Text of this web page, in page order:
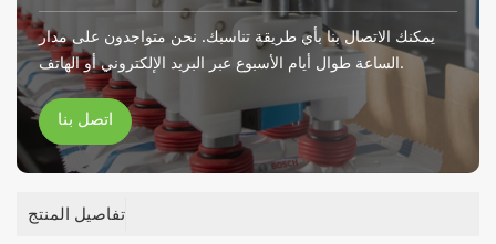
يمكنك الاتصال بنا بأي طريقة تناسبك. نحن متواجدون على مدار
الساعة طوال أيام الأسبوع عبر البريد الإلكتروني أو الهاتف.
اتصل بنا
تفاصيل المنتج